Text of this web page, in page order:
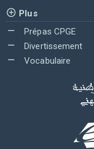
Plus
Prépas CPGE
Divertissement
Vocabulaire